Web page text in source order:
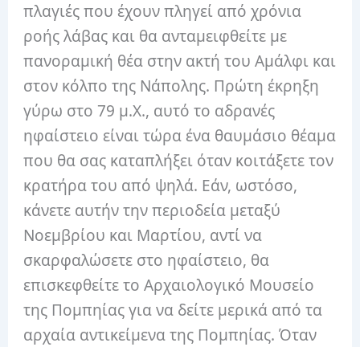
πλαγιές που έχουν πληγεί από χρόνια
ροής λάβας και θα ανταμειφθείτε με
πανοραμική θέα στην ακτή του Αμάλφι και
στον κόλπο της Νάπολης. Πρώτη έκρηξη
γύρω στο 79 μ.Χ., αυτό το αδρανές
ηφαίστειο είναι τώρα ένα θαυμάσιο θέαμα
που θα σας καταπλήξει όταν κοιτάξετε τον
κρατήρα του από ψηλά. Εάν, ωστόσο,
κάνετε αυτήν την περιοδεία μεταξύ
Νοεμβρίου και Μαρτίου, αντί να
σκαρφαλώσετε στο ηφαίστειο, θα
επισκεφθείτε το Αρχαιολογικό Μουσείο
της Πομπηίας για να δείτε μερικά από τα
αρχαία αντικείμενα της Πομπηίας. Όταν